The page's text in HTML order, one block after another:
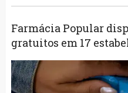
Farmácia Popular
gratuitos em 17